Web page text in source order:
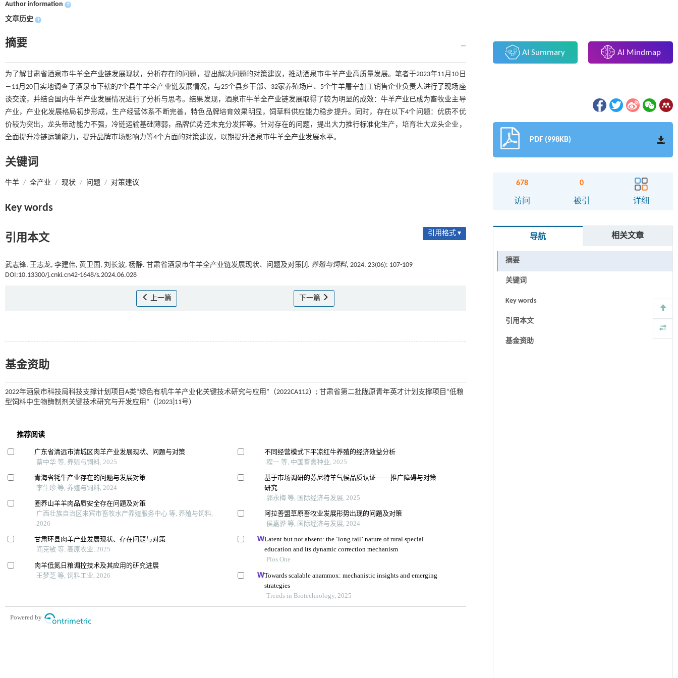
Author information +
文章历史 +
摘要
为了解甘肃省酒泉市牛羊全产业链发展现状，分析存在的问题，提出解决问题的对策建议，推动酒泉市牛羊产业高质量发展。笔者于2023年11月10日
―11月20日实地调查了酒泉市下辖的7个县牛羊全产业链发展情况，与25个县乡干部、32家养殖场户、5个牛羊屠宰加工销售企业负责人进行了现场座
谈交流，并结合国内牛羊产业发展情况进行了分析与思考。结果发现，酒泉市牛羊全产业链发展取得了较为明显的成效：牛羊产业已成为畜牧业主导
产业，产业化发展格局初步形成，生产经营体系不断完善，特色品牌培育效果明显，饲草料供应能力稳步提升。同时，存在以下4个问题：优质不优
价较为突出，龙头带动能力不强，冷链运输基础薄弱，品牌优势还未充分发挥等。针对存在的问题，提出大力推行标准化生产，培育壮大龙头企业，
全面提升冷链运输能力，提升品牌市场影响力等4个方面的对策建议，以期提升酒泉市牛羊全产业发展水平。
关键词
牛羊 / 全产业 / 现状 / 问题 / 对策建议
Key words
引用本文 引用格式 ▾
武志锋, 王志龙, 李建伟, 黄卫国, 刘长波, 杨静. 甘肃省酒泉市牛羊全产业链发展现状、问题及对策[J]. 养殖与饲料, 2024, 23(06): 107-109
DOI:10.13300/j.cnki.cn42-1648/s.2024.06.028
上一篇 下一篇
基金资助
2022年酒泉市科技局科技支撑计划项目A类“绿色有机牛羊产业化关键技术研究与应用”（2022CA112）; 甘肃省第二批陇原青年英才计划支撑项目“低粮
型饲料中生物酶制剂关键技术研究与开发应用”（[2023]11号）
AI Summary AI Mindmap
PDF (998KB)
678
访问
0
被引 详细
导航 相关文章
摘要
关键词
Key words
引用本文
基金资助